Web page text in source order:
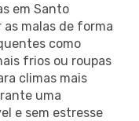
em Santo
malas de forma
como
frios ou roupas
climas mais
uma
e sem estresse